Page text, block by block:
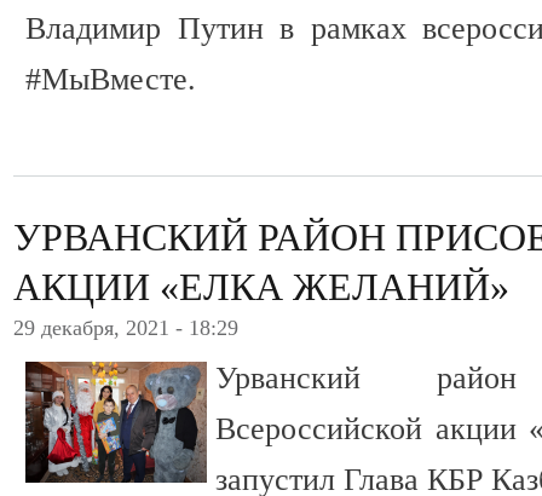
Владимир Путин в рамках
#МыВместе.
УРВАНСКИЙ РАЙОН
АКЦИИ «ЕЛКА ЖЕЛАНИЙ»
29 декабря, 2021 - 18:29
Урванский
Всероссийской акции
запустил Глава КБР